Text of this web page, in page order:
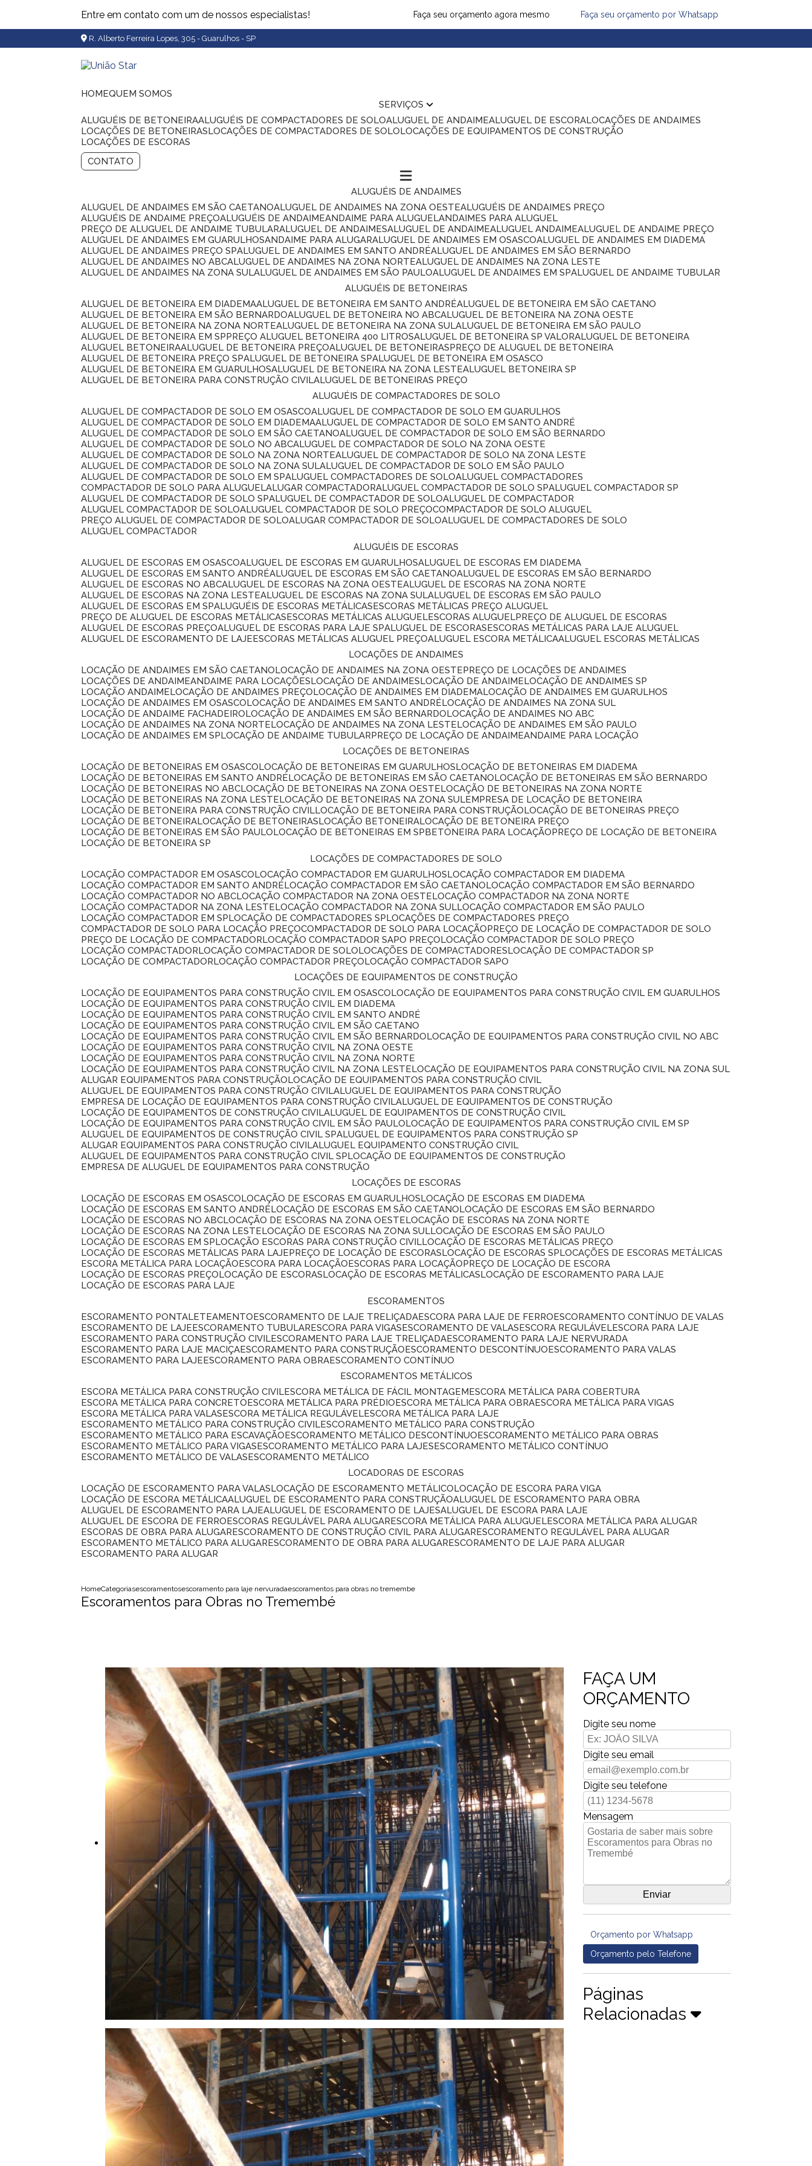
Entre em contato com um de nossos especialistas! Faça seu orçamento agora mesmo Faça seu orçamento por Whatsapp
R. Alberto Ferreira Lopes, 305 - Guarulhos - SP
HOME
QUEM SOMOS
SERVIÇOS
ALUGUÉIS DE BETONEIRA ALUGUÉIS DE COMPACTADORES DE SOLO ALUGUEL DE ANDAIME ALUGUEL DE ESCORA LOCAÇÕES DE ANDAIMES
LOCAÇÕES DE BETONEIRAS LOCAÇÕES DE COMPACTADORES DE SOLO LOCAÇÕES DE EQUIPAMENTOS DE CONSTRUÇÃO
LOCAÇÕES DE ESCORAS
CONTATO
ALUGUÉIS DE ANDAIMES
ALUGUEL DE ANDAIMES EM SÃO CAETANO ALUGUEL DE ANDAIMES NA ZONA OESTE ALUGUÉIS DE ANDAIMES PREÇO
ALUGUÉIS DE ANDAIME PREÇO ALUGUÉIS DE ANDAIME ANDAIME PARA ALUGUEL ANDAIMES PARA ALUGUEL
PREÇO DE ALUGUEL DE ANDAIME TUBULAR ALUGUEL DE ANDAIMES ALUGUEL DE ANDAIME ALUGUEL ANDAIME ALUGUEL DE ANDAIME PREÇO
ALUGUEL DE ANDAIMES EM GUARULHOS ANDAIME PARA ALUGAR ALUGUEL DE ANDAIMES EM OSASCO ALUGUEL DE ANDAIMES EM DIADEMA
ALUGUEL DE ANDAIMES PREÇO SP ALUGUEL DE ANDAIMES EM SANTO ANDRÉ ALUGUEL DE ANDAIMES EM SÃO BERNARDO
ALUGUEL DE ANDAIMES NO ABC ALUGUEL DE ANDAIMES NA ZONA NORTE ALUGUEL DE ANDAIMES NA ZONA LESTE
ALUGUEL DE ANDAIMES NA ZONA SUL ALUGUEL DE ANDAIMES EM SÃO PAULO ALUGUEL DE ANDAIMES EM SP ALUGUEL DE ANDAIME TUBULAR
ALUGUÉIS DE BETONEIRAS
ALUGUEL DE BETONEIRA EM DIADEMA ALUGUEL DE BETONEIRA EM SANTO ANDRÉ ALUGUEL DE BETONEIRA EM SÃO CAETANO
ALUGUEL DE BETONEIRA EM SÃO BERNARDO ALUGUEL DE BETONEIRA NO ABC ALUGUEL DE BETONEIRA NA ZONA OESTE
ALUGUEL DE BETONEIRA NA ZONA NORTE ALUGUEL DE BETONEIRA NA ZONA SUL ALUGUEL DE BETONEIRA EM SÃO PAULO
ALUGUEL DE BETONEIRA EM SP
PREÇO ALUGUEL BETONEIRA 400 LITROS ALUGUEL DE BETONEIRA SP VALOR ALUGUEL DE BETONEIRA
ALUGUEL BETONEIRA ALUGUEL DE BETONEIRA PREÇO ALUGUEL DE BETONEIRAS
PREÇO DE ALUGUEL DE BETONEIRA
ALUGUEL DE BETONEIRA PREÇO SP ALUGUEL DE BETONEIRA SP ALUGUEL DE BETONEIRA EM OSASCO
ALUGUEL DE BETONEIRA EM GUARULHOS ALUGUEL DE BETONEIRA NA ZONA LESTE ALUGUEL BETONEIRA SP
ALUGUEL DE BETONEIRA PARA CONSTRUÇÃO CIVIL ALUGUEL DE BETONEIRAS PREÇO
ALUGUÉIS DE COMPACTADORES DE SOLO
ALUGUEL DE COMPACTADOR DE SOLO EM OSASCO ALUGUEL DE COMPACTADOR DE SOLO EM GUARULHOS
ALUGUEL DE COMPACTADOR DE SOLO EM DIADEMA ALUGUEL DE COMPACTADOR DE SOLO EM SANTO ANDRÉ
ALUGUEL DE COMPACTADOR DE SOLO EM SÃO CAETANO ALUGUEL DE COMPACTADOR DE SOLO EM SÃO BERNARDO
ALUGUEL DE COMPACTADOR DE SOLO NO ABC ALUGUEL DE COMPACTADOR DE SOLO NA ZONA OESTE
ALUGUEL DE COMPACTADOR DE SOLO NA ZONA NORTE ALUGUEL DE COMPACTADOR DE SOLO NA ZONA LESTE
ALUGUEL DE COMPACTADOR DE SOLO NA ZONA SUL ALUGUEL DE COMPACTADOR DE SOLO EM SÃO PAULO
ALUGUEL DE COMPACTADOR DE SOLO EM SP ALUGUEL COMPACTADORES DE SOLO ALUGUEL COMPACTADORES
COMPACTADOR DE SOLO PARA ALUGUEL ALUGAR COMPACTADOR ALUGUEL COMPACTADOR DE SOLO SP ALUGUEL COMPACTADOR SP
ALUGUEL DE COMPACTADOR DE SOLO SP ALUGUEL DE COMPACTADOR DE SOLO ALUGUEL DE COMPACTADOR
ALUGUEL COMPACTADOR DE SOLO ALUGUEL COMPACTADOR DE SOLO PREÇO COMPACTADOR DE SOLO ALUGUEL
PREÇO ALUGUEL DE COMPACTADOR DE SOLO ALUGAR COMPACTADOR DE SOLO ALUGUEL DE COMPACTADORES DE SOLO
ALUGUEL COMPACTADOR
ALUGUÉIS DE ESCORAS
ALUGUEL DE ESCORAS EM OSASCO ALUGUEL DE ESCORAS EM GUARULHOS ALUGUEL DE ESCORAS EM DIADEMA
ALUGUEL DE ESCORAS EM SANTO ANDRÉ ALUGUEL DE ESCORAS EM SÃO CAETANO ALUGUEL DE ESCORAS EM SÃO BERNARDO
ALUGUEL DE ESCORAS NO ABC ALUGUEL DE ESCORAS NA ZONA OESTE ALUGUEL DE ESCORAS NA ZONA NORTE
ALUGUEL DE ESCORAS NA ZONA LESTE ALUGUEL DE ESCORAS NA ZONA SUL ALUGUEL DE ESCORAS EM SÃO PAULO
ALUGUEL DE ESCORAS EM SP ALUGUÉIS DE ESCORAS METÁLICAS
ESCORAS METÁLICAS PREÇO ALUGUEL
PREÇO DE ALUGUEL DE ESCORAS METÁLICAS
ESCORAS METÁLICAS ALUGUEL ESCORAS ALUGUEL
PREÇO DE ALUGUEL DE ESCORAS
ALUGUEL DE ESCORAS PREÇO ALUGUEL DE ESCORAS PARA LAJE SP ALUGUEL DE ESCORAS
ESCORAS METÁLICAS PARA LAJE ALUGUEL
ALUGUEL DE ESCORAMENTO DE LAJE
ESCORAS METÁLICAS ALUGUEL PREÇO ALUGUEL ESCORA METÁLICA ALUGUEL ESCORAS METÁLICAS
LOCAÇÕES DE ANDAIMES
LOCAÇÃO DE ANDAIMES EM SÃO CAETANO LOCAÇÃO DE ANDAIMES NA ZONA OESTE
PREÇO DE LOCAÇÕES DE ANDAIMES
LOCAÇÕES DE ANDAIME ANDAIME PARA LOCAÇÕES LOCAÇÃO DE ANDAIMES LOCAÇÃO DE ANDAIME LOCAÇÃO DE ANDAIMES SP
LOCAÇÃO ANDAIME LOCAÇÃO DE ANDAIMES PREÇO LOCAÇÃO DE ANDAIMES EM DIADEMA LOCAÇÃO DE ANDAIMES EM GUARULHOS
LOCAÇÃO DE ANDAIMES EM OSASCO LOCAÇÃO DE ANDAIMES EM SANTO ANDRÉ LOCAÇÃO DE ANDAIMES NA ZONA SUL
LOCAÇÃO DE ANDAIME FACHADEIRO LOCAÇÃO DE ANDAIMES EM SÃO BERNARDO LOCAÇÃO DE ANDAIMES NO ABC
LOCAÇÃO DE ANDAIMES NA ZONA NORTE LOCAÇÃO DE ANDAIMES NA ZONA LESTE LOCAÇÃO DE ANDAIMES EM SÃO PAULO
LOCAÇÃO DE ANDAIMES EM SP LOCAÇÃO DE ANDAIME TUBULAR PREÇO DE LOCAÇÃO DE ANDAIME ANDAIME PARA LOCAÇÃO
LOCAÇÕES DE BETONEIRAS
LOCAÇÃO DE BETONEIRAS EM OSASCO LOCAÇÃO DE BETONEIRAS EM GUARULHOS LOCAÇÃO DE BETONEIRAS EM DIADEMA
LOCAÇÃO DE BETONEIRAS EM SANTO ANDRÉ LOCAÇÃO DE BETONEIRAS EM SÃO CAETANO LOCAÇÃO DE BETONEIRAS EM SÃO BERNARDO
LOCAÇÃO DE BETONEIRAS NO ABC LOCAÇÃO DE BETONEIRAS NA ZONA OESTE LOCAÇÃO DE BETONEIRAS NA ZONA NORTE
LOCAÇÃO DE BETONEIRAS NA ZONA LESTE LOCAÇÃO DE BETONEIRAS NA ZONA SUL
EMPRESA DE LOCAÇÃO DE BETONEIRA
LOCAÇÃO DE BETONEIRA PARA CONSTRUÇÃO CIVIL LOCAÇÃO DE BETONEIRA PARA CONSTRUÇÃO LOCAÇÃO DE BETONEIRAS PREÇO
LOCAÇÃO DE BETONEIRA LOCAÇÃO DE BETONEIRAS LOCAÇÃO BETONEIRA LOCAÇÃO DE BETONEIRA PREÇO
LOCAÇÃO DE BETONEIRAS EM SÃO PAULO LOCAÇÃO DE BETONEIRAS EM SP BETONEIRA PARA LOCAÇÃO
PREÇO DE LOCAÇÃO DE BETONEIRA
LOCAÇÃO DE BETONEIRA SP
LOCAÇÕES DE COMPACTADORES DE SOLO
LOCAÇÃO COMPACTADOR EM OSASCO LOCAÇÃO COMPACTADOR EM GUARULHOS LOCAÇÃO COMPACTADOR EM DIADEMA
LOCAÇÃO COMPACTADOR EM SANTO ANDRÉ LOCAÇÃO COMPACTADOR EM SÃO CAETANO LOCAÇÃO COMPACTADOR EM SÃO BERNARDO
LOCAÇÃO COMPACTADOR NO ABC LOCAÇÃO COMPACTADOR NA ZONA OESTE LOCAÇÃO COMPACTADOR NA ZONA NORTE
LOCAÇÃO COMPACTADOR NA ZONA LESTE LOCAÇÃO COMPACTADOR NA ZONA SUL LOCAÇÃO COMPACTADOR EM SÃO PAULO
LOCAÇÃO COMPACTADOR EM SP LOCAÇÃO DE COMPACTADORES SP LOCAÇÕES DE COMPACTADORES PREÇO
COMPACTADOR DE SOLO PARA LOCAÇÃO PREÇO COMPACTADOR DE SOLO PARA LOCAÇÃO
PREÇO DE LOCAÇÃO DE COMPACTADOR DE SOLO
PREÇO DE LOCAÇÃO DE COMPACTADOR LOCAÇÃO COMPACTADOR SAPO PREÇO LOCAÇÃO COMPACTADOR DE SOLO PREÇO
LOCAÇÃO COMPACTADOR LOCAÇÃO COMPACTADOR DE SOLO LOCAÇÕES DE COMPACTADORES LOCAÇÃO DE COMPACTADOR SP
LOCAÇÃO DE COMPACTADOR LOCAÇÃO COMPACTADOR PREÇO LOCAÇÃO COMPACTADOR SAPO
LOCAÇÕES DE EQUIPAMENTOS DE CONSTRUÇÃO
LOCAÇÃO DE EQUIPAMENTOS PARA CONSTRUÇÃO CIVIL EM OSASCO LOCAÇÃO DE EQUIPAMENTOS PARA CONSTRUÇÃO CIVIL EM GUARULHOS
LOCAÇÃO DE EQUIPAMENTOS PARA CONSTRUÇÃO CIVIL EM DIADEMA
LOCAÇÃO DE EQUIPAMENTOS PARA CONSTRUÇÃO CIVIL EM SANTO ANDRÉ
LOCAÇÃO DE EQUIPAMENTOS PARA CONSTRUÇÃO CIVIL EM SÃO CAETANO
LOCAÇÃO DE EQUIPAMENTOS PARA CONSTRUÇÃO CIVIL EM SÃO BERNARDO LOCAÇÃO DE EQUIPAMENTOS PARA CONSTRUÇÃO CIVIL NO ABC
LOCAÇÃO DE EQUIPAMENTOS PARA CONSTRUÇÃO CIVIL NA ZONA OESTE
LOCAÇÃO DE EQUIPAMENTOS PARA CONSTRUÇÃO CIVIL NA ZONA NORTE
LOCAÇÃO DE EQUIPAMENTOS PARA CONSTRUÇÃO CIVIL NA ZONA LESTE LOCAÇÃO DE EQUIPAMENTOS PARA CONSTRUÇÃO CIVIL NA ZONA SUL
ALUGAR EQUIPAMENTOS PARA CONSTRUÇÃO LOCAÇÃO DE EQUIPAMENTOS PARA CONSTRUÇÃO CIVIL
ALUGUEL DE EQUIPAMENTOS PARA CONSTRUÇÃO CIVIL ALUGUEL DE EQUIPAMENTOS PARA CONSTRUÇÃO
EMPRESA DE LOCAÇÃO DE EQUIPAMENTOS PARA CONSTRUÇÃO CIVIL ALUGUEL DE EQUIPAMENTOS DE CONSTRUÇÃO
LOCAÇÃO DE EQUIPAMENTOS DE CONSTRUÇÃO CIVIL ALUGUEL DE EQUIPAMENTOS DE CONSTRUÇÃO CIVIL
LOCAÇÃO DE EQUIPAMENTOS PARA CONSTRUÇÃO CIVIL EM SÃO PAULO LOCAÇÃO DE EQUIPAMENTOS PARA CONSTRUÇÃO CIVIL EM SP
ALUGUEL DE EQUIPAMENTOS DE CONSTRUÇÃO CIVIL SP ALUGUEL DE EQUIPAMENTOS PARA CONSTRUÇÃO SP
ALUGAR EQUIPAMENTOS PARA CONSTRUÇÃO CIVIL ALUGUEL EQUIPAMENTO CONSTRUÇÃO CIVIL
ALUGUEL DE EQUIPAMENTOS PARA CONSTRUÇÃO CIVIL SP LOCAÇÃO DE EQUIPAMENTOS DE CONSTRUÇÃO
EMPRESA DE ALUGUEL DE EQUIPAMENTOS PARA CONSTRUÇÃO
LOCAÇÕES DE ESCORAS
LOCAÇÃO DE ESCORAS EM OSASCO LOCAÇÃO DE ESCORAS EM GUARULHOS LOCAÇÃO DE ESCORAS EM DIADEMA
LOCAÇÃO DE ESCORAS EM SANTO ANDRÉ LOCAÇÃO DE ESCORAS EM SÃO CAETANO LOCAÇÃO DE ESCORAS EM SÃO BERNARDO
LOCAÇÃO DE ESCORAS NO ABC LOCAÇÃO DE ESCORAS NA ZONA OESTE LOCAÇÃO DE ESCORAS NA ZONA NORTE
LOCAÇÃO DE ESCORAS NA ZONA LESTE LOCAÇÃO DE ESCORAS NA ZONA SUL LOCAÇÃO DE ESCORAS EM SÃO PAULO
LOCAÇÃO DE ESCORAS EM SP LOCAÇÃO ESCORAS PARA CONSTRUÇÃO CIVIL LOCAÇÃO DE ESCORAS METÁLICAS PREÇO
LOCAÇÃO DE ESCORAS METÁLICAS PARA LAJE
PREÇO DE LOCAÇÃO DE ESCORAS LOCAÇÃO DE ESCORAS SP LOCAÇÕES DE ESCORAS METÁLICAS
ESCORA METÁLICA PARA LOCAÇÃO
ESCORA PARA LOCAÇÃO ESCORAS PARA LOCAÇÃO
PREÇO DE LOCAÇÃO DE ESCORA
LOCAÇÃO DE ESCORAS PREÇO LOCAÇÃO DE ESCORAS LOCAÇÃO DE ESCORAS METÁLICAS LOCAÇÃO DE ESCORAMENTO PARA LAJE
LOCAÇÃO DE ESCORAS PARA LAJE
ESCORAMENTOS
ESCORAMENTO PONTALETEAMENTO
ESCORAMENTO DE LAJE TRELIÇADA ESCORA PARA LAJE DE FERRO
ESCORAMENTO CONTÍNUO DE VALAS
ESCORAMENTO DE LAJE
ESCORAMENTO TUBULAR ESCORA PARA VIGAS ESCORAMENTO DE VALAS ESCORA REGULÁVEL ESCORA PARA LAJE
ESCORAMENTO PARA CONSTRUÇÃO CIVIL ESCORAMENTO PARA LAJE TRELIÇADA ESCORAMENTO PARA LAJE NERVURADA
ESCORAMENTO PARA LAJE MACIÇA ESCORAMENTO PARA CONSTRUÇÃO ESCORAMENTO DESCONTÍNUO
ESCORAMENTO PARA VALAS
ESCORAMENTO PARA LAJE
ESCORAMENTO PARA OBRA ESCORAMENTO CONTÍNUO
ESCORAMENTOS METÁLICOS
ESCORA METÁLICA PARA CONSTRUÇÃO CIVIL ESCORA METÁLICA DE FÁCIL MONTAGEM
ESCORA METÁLICA PARA COBERTURA
ESCORA METÁLICA PARA CONCRETO
ESCORA METÁLICA PARA PRÉDIO ESCORA METÁLICA PARA OBRA ESCORA METÁLICA PARA VIGAS
ESCORA METÁLICA PARA VALAS
ESCORA METÁLICA REGULÁVEL ESCORA METÁLICA PARA LAJE
ESCORAMENTO METÁLICO PARA CONSTRUÇÃO CIVIL ESCORAMENTO METÁLICO PARA CONSTRUÇÃO
ESCORAMENTO METÁLICO PARA ESCAVAÇÃO
ESCORAMENTO METÁLICO DESCONTÍNUO
ESCORAMENTO METÁLICO PARA OBRAS
ESCORAMENTO METÁLICO PARA VIGAS
ESCORAMENTO METÁLICO PARA LAJES
ESCORAMENTO METÁLICO CONTÍNUO
ESCORAMENTO METÁLICO DE VALAS
ESCORAMENTO METÁLICO
LOCADORAS DE ESCORAS
LOCAÇÃO DE ESCORAMENTO PARA VALAS LOCAÇÃO DE ESCORAMENTO METÁLICO LOCAÇÃO DE ESCORA PARA VIGA
LOCAÇÃO DE ESCORA METÁLICA ALUGUEL DE ESCORAMENTO PARA CONSTRUÇÃO ALUGUEL DE ESCORAMENTO PARA OBRA
ALUGUEL DE ESCORAMENTO PARA LAJE ALUGUEL DE ESCORAMENTO DE LAJES ALUGUEL DE ESCORA PARA LAJE
ALUGUEL DE ESCORA DE FERRO
ESCORAS REGULÁVEL PARA ALUGAR ESCORA METÁLICA PARA ALUGUEL ESCORA METÁLICA PARA ALUGAR
ESCORAS DE OBRA PARA ALUGAR ESCORAMENTO DE CONSTRUÇÃO CIVIL PARA ALUGAR ESCORAMENTO REGULÁVEL PARA ALUGAR
ESCORAMENTO METÁLICO PARA ALUGAR ESCORAMENTO DE OBRA PARA ALUGAR ESCORAMENTO DE LAJE PARA ALUGAR
ESCORAMENTO PARA ALUGAR
HomeCategoriasescoramentosescoramento para laje nervuradaescoramentos para obras no tremembe
Escoramentos para Obras no Tremembé
FAÇA UM
ORÇAMENTO
Digite seu nome
Digite seu email
Digite seu telefone
Mensagem
Orçamento por Whatsapp
Orçamento pelo Telefone
Páginas
Relacionadas